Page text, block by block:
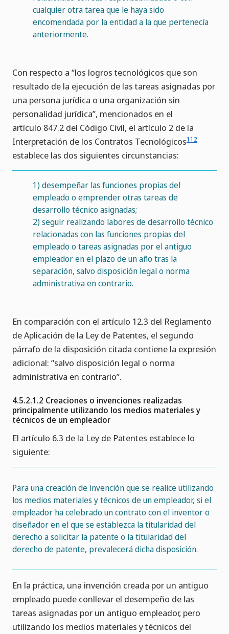
cualquier otra tarea que le haya sido
encomendada por la entidad a la que pertenecía
anteriormente.
Con respecto a “los logros tecnológicos que son
resultado de la ejecución de las tareas asignadas por
una persona jurídica o una organización sin
personalidad jurídica”, mencionados en el
artículo 847.2 del Código Civil, el artículo 2 de la
Interpretación de los Contratos Tecnológicos112
establece las dos siguientes circunstancias:
1) desempeñar las funciones propias del
empleado o emprender otras tareas de
desarrollo técnico asignadas;
2) seguir realizando labores de desarrollo técnico
relacionadas con las funciones propias del
empleado o tareas asignadas por el antiguo
empleador en el plazo de un año tras la
separación, salvo disposición legal o norma
administrativa en contrario.
En comparación con el artículo 12.3 del Reglamento
de Aplicación de la Ley de Patentes, el segundo
párrafo de la disposición citada contiene la expresión
adicional: “salvo disposición legal o norma
administrativa en contrario”.
4.5.2.1.2 Creaciones o invenciones realizadas
principalmente utilizando los medios materiales y
técnicos de un empleador
El artículo 6.3 de la Ley de Patentes establece lo
siguiente:
Para una creación de invención que se realice utilizando
los medios materiales y técnicos de un empleador, si el
empleador ha celebrado un contrato con el inventor o
diseñador en el que se establezca la titularidad del
derecho a solicitar la patente o la titularidad del
derecho de patente, prevalecerá dicha disposición.
En la práctica, una invención creada por un antiguo
empleado puede conllevar el desempeño de las
tareas asignadas por un antiguo empleador, pero
utilizando los medios materiales y técnicos del